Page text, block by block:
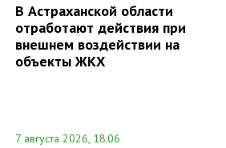
В Астраханской области
отработают действия при
внешнем воздействии на
объекты ЖКХ
7 августа 2026, 18:06